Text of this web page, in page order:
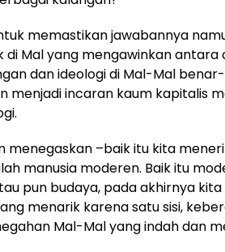
memastikan jawabannya
Mal yang mengawinkan antara
dan ideologi di Mal-Mal
menjadi incaran kaum kapitalis
menegaskan –baik itu kita
manusia moderen. Baik itu
pun budaya, pada akhirnya
menarik karena satu sisi,
Mal-Mal yang indah dan